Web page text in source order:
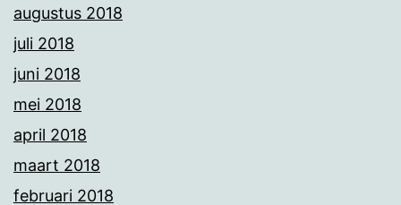
augustus 2018
juli 2018
juni 2018
mei 2018
april 2018
maart 2018
februari 2018